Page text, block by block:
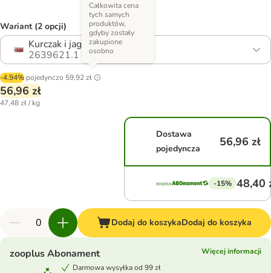
Wariant (2 opcji)
Kurczak i jagnięcina
2639621.1
-4.94% pojedynczo 59,92 zł
Całkowita cena
tych samych
produktów,
gdyby zostały
zakupione
osobno
56,96 zł
47,48 zł / kg
Dostawa
pojedyncza
56,96 zł
-15% 48,40
Dodaj do koszykaDodaj do koszyka
zooplus Abonament
Więcej informacji
Darmowa wysyłka od 99 zł